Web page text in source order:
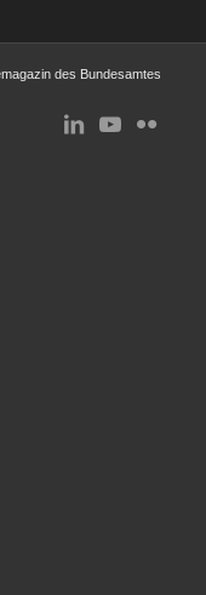
des Bundesamtes